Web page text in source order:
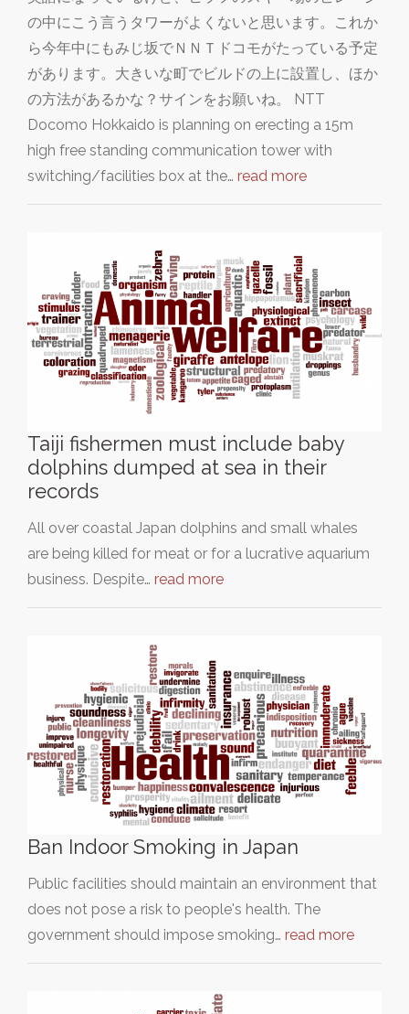
の中にこう言うタワーがよくないと思います。これか
ら今年中にもみじ坂でＮＮＴドコモがたっている予定
があります。大きいな町でビルドの上に設置し、ほか
の方法があるかな？サインをお願いね。 NTT
Docomo Hokkaido is planning on erecting a 15m
high free standing communication tower with
switching/facilities box at the… read more
Taiji fishermen must include baby
dolphins dumped at sea in their
records
All over coastal Japan dolphins and small whales
are being killed for meat or for a lucrative aquarium
business. Despite… read more
Ban Indoor Smoking in Japan
Public facilities should maintain an environment that
does not pose a risk to people's health. The
government should impose smoking… read more